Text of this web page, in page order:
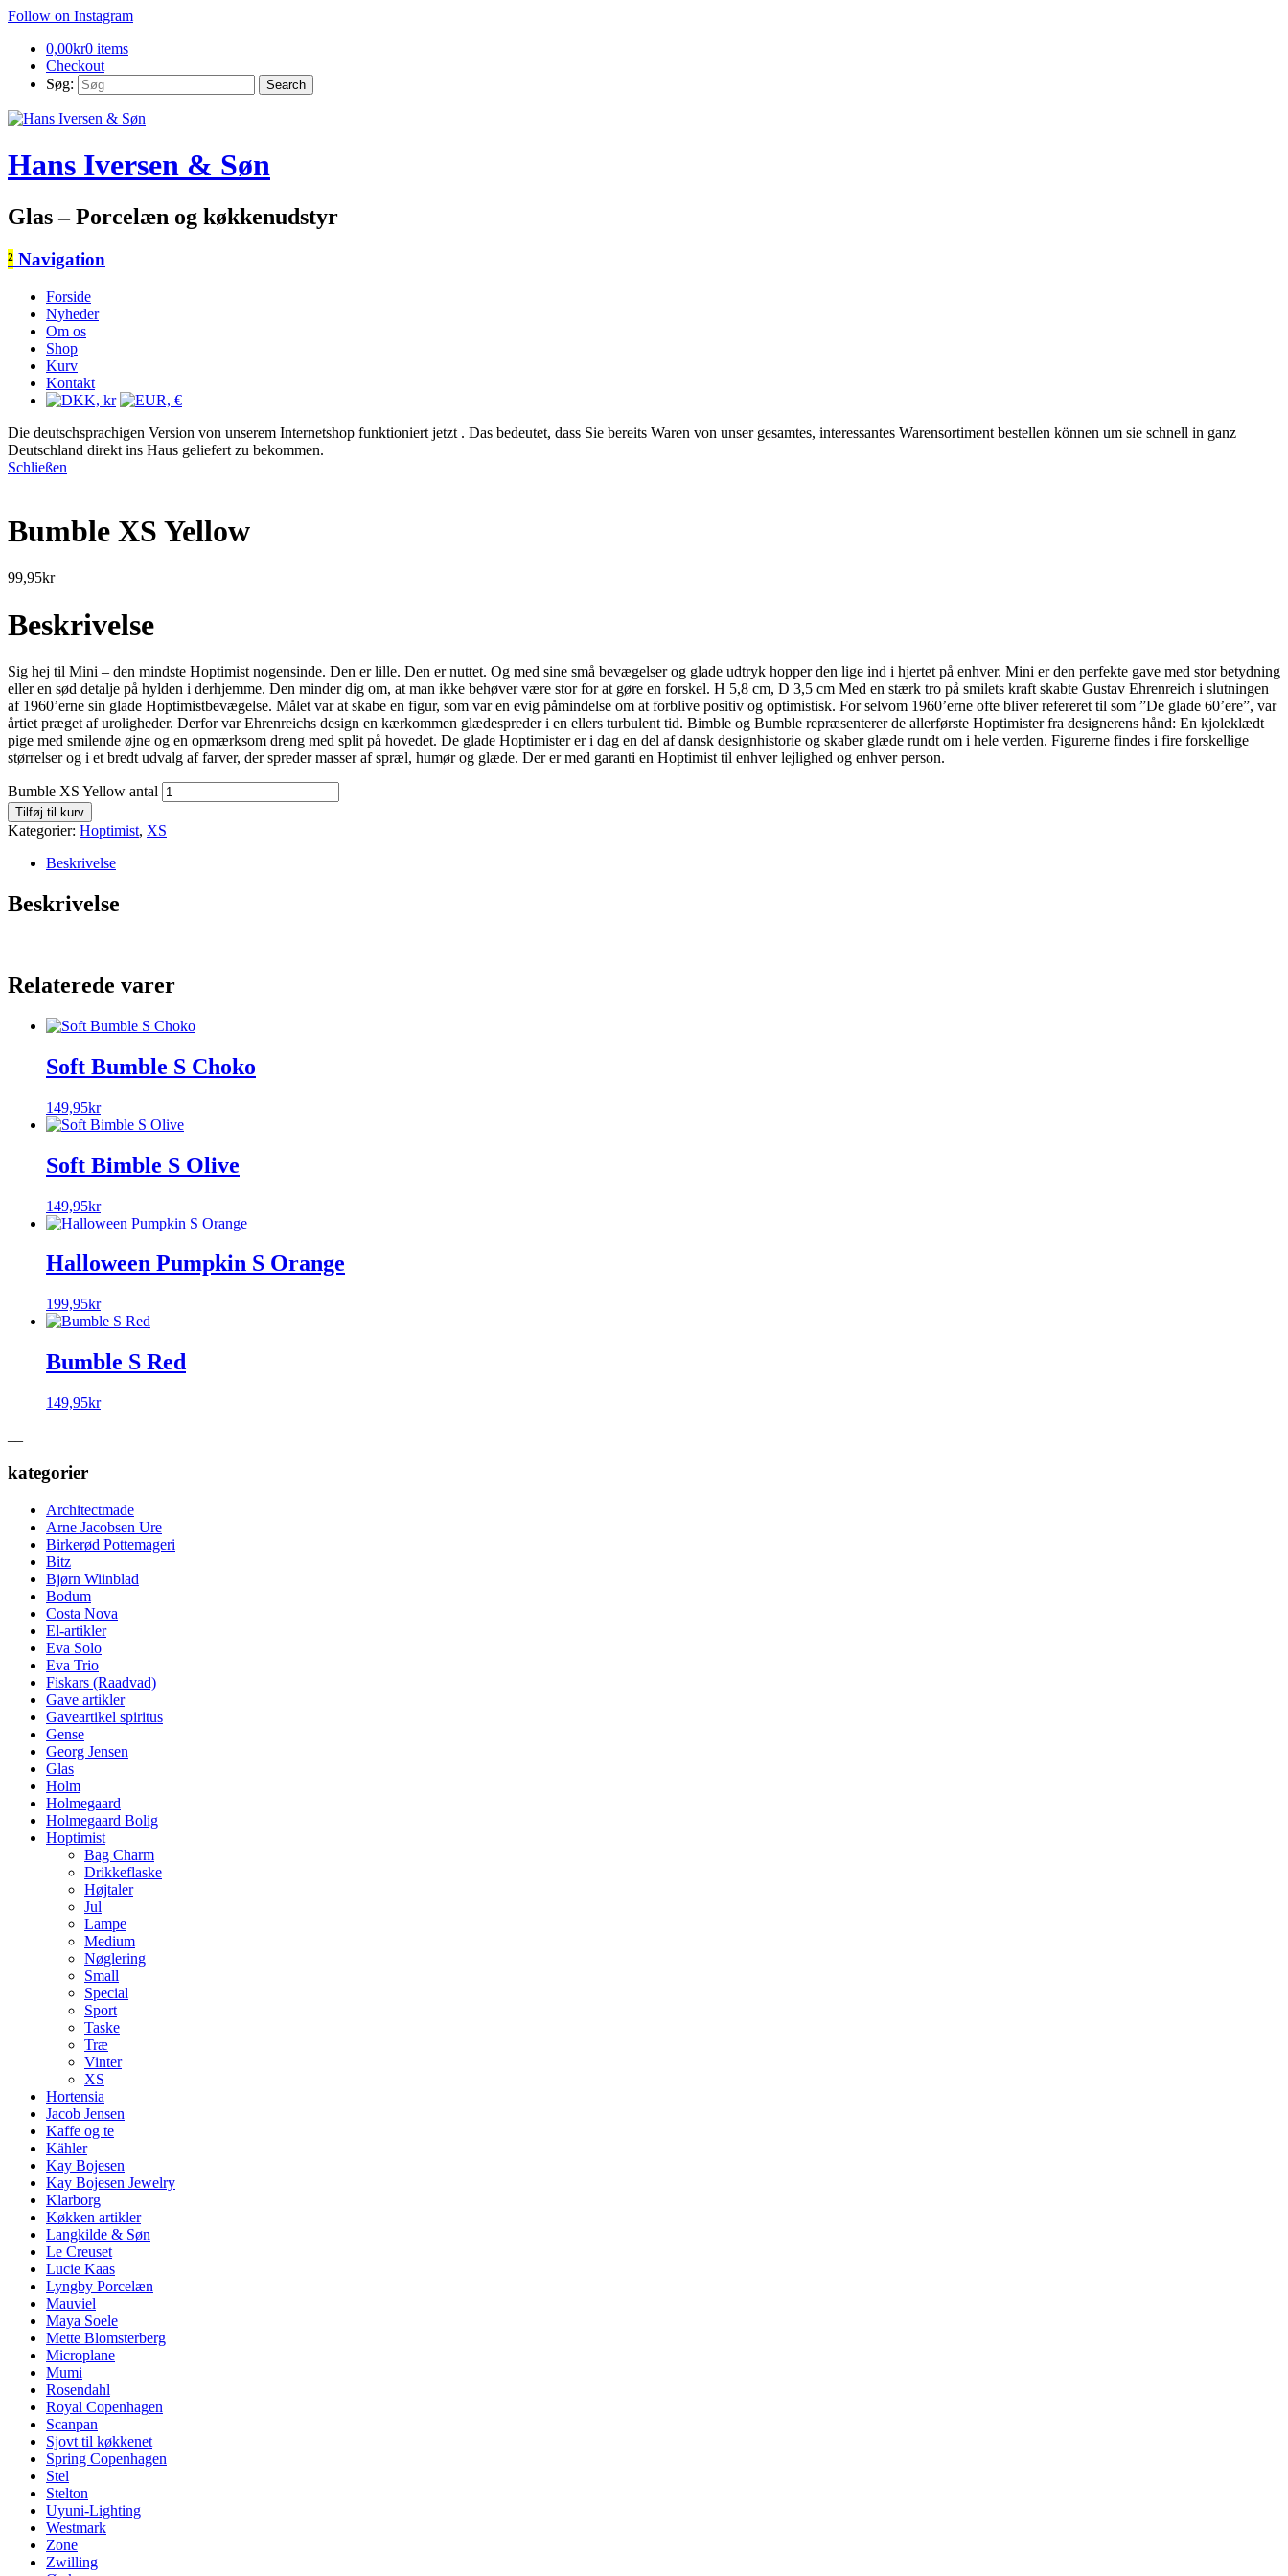
Follow on Instagram
0,00kr0 items
Checkout
Søg:
Hans Iversen & Søn
Glas – Porcelæn og køkkenudstyr
² Navigation
Forside
Nyheder
Om os
Shop
Kurv
Kontakt
Die deutschsprachigen Version von unserem Internetshop funktioniert jetzt . Das bedeutet, dass Sie bereits Waren von unser gesamtes, interessantes Warensortiment bestellen können um sie schnell in ganz
Deutschland direkt ins Haus geliefert zu bekommen.
Schließen
Bumble XS Yellow
99,95kr
Beskrivelse
Sig hej til Mini – den mindste Hoptimist nogensinde. Den er lille. Den er nuttet. Og med sine små bevægelser og glade udtryk hopper den lige ind i hjertet på enhver. Mini er den perfekte gave med stor betydning
eller en sød detalje på hylden i derhjemme. Den minder dig om, at man ikke behøver være stor for at gøre en forskel. H 5,8 cm, D 3,5 cm Med en stærk tro på smilets kraft skabte Gustav Ehrenreich i slutningen
af 1960’erne sin glade Hoptimistbevægelse. Målet var at skabe en figur, som var en evig påmindelse om at forblive positiv og optimistisk. For selvom 1960’erne ofte bliver refereret til som ”De glade 60’ere”, var
årtiet præget af uroligheder. Derfor var Ehrenreichs design en kærkommen glædespreder i en ellers turbulent tid. Bimble og Bumble repræsenterer de allerførste Hoptimister fra designerens hånd: En kjoleklædt
pige med smilende øjne og en opmærksom dreng med split på hovedet. De glade Hoptimister er i dag en del af dansk designhistorie og skaber glæde rundt om i hele verden. Figurerne findes i fire forskellige
størrelser og i et bredt udvalg af farver, der spreder masser af spræl, humør og glæde. Der er med garanti en Hoptimist til enhver lejlighed og enhver person.
Bumble XS Yellow antal
Tilføj til kurv
Kategorier: Hoptimist, XS
Beskrivelse
Beskrivelse
Relaterede varer
Soft Bumble S Choko
149,95kr
Soft Bimble S Olive
149,95kr
Halloween Pumpkin S Orange
199,95kr
Bumble S Red
149,95kr
kategorier
Architectmade
Arne Jacobsen Ure
Birkerød Pottemageri
Bitz
Bjørn Wiinblad
Bodum
Costa Nova
El-artikler
Eva Solo
Eva Trio
Fiskars (Raadvad)
Gave artikler
Gaveartikel spiritus
Gense
Georg Jensen
Glas
Holm
Holmegaard
Holmegaard Bolig
Hoptimist
Bag Charm
Drikkeflaske
Højtaler
Jul
Lampe
Medium
Nøglering
Small
Special
Sport
Taske
Træ
Vinter
XS
Hortensia
Jacob Jensen
Kaffe og te
Kähler
Kay Bojesen
Kay Bojesen Jewelry
Klarborg
Køkken artikler
Langkilde & Søn
Le Creuset
Lucie Kaas
Lyngby Porcelæn
Mauviel
Maya Soele
Mette Blomsterberg
Microplane
Mumi
Rosendahl
Royal Copenhagen
Scanpan
Sjovt til køkkenet
Spring Copenhagen
Stel
Stelton
Uyuni-Lighting
Westmark
Zone
Zwilling